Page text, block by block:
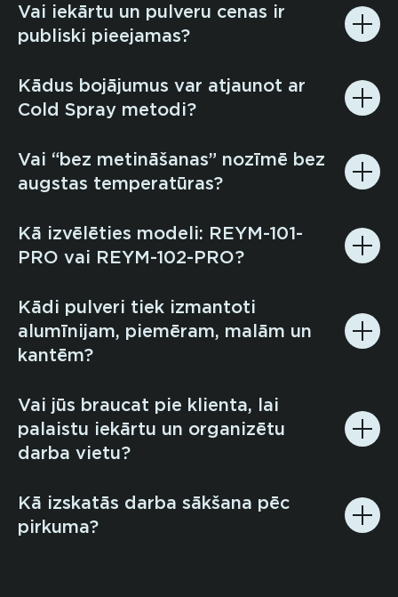
Vai iekārtu un pulveru cenas ir
publiski pieejamas?
Kādus bojājumus var atjaunot ar
Cold Spray metodi?
Vai “bez metināšanas” nozīmē bez
augstas temperatūras?
Kā izvēlēties modeli: REYM-101-
PRO vai REYM-102-PRO?
Kādi pulveri tiek izmantoti
alumīnijam, piemēram, malām un
kantēm?
Vai jūs braucat pie klienta, lai
palaistu iekārtu un organizētu
darba vietu?
Kā izskatās darba sākšana pēc
pirkuma?